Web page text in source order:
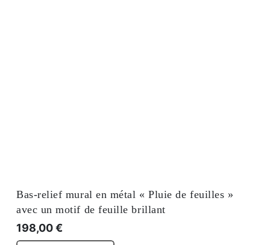
Bas-relief mural en métal « Pluie de feuilles »
avec un motif de feuille brillant
198,00€